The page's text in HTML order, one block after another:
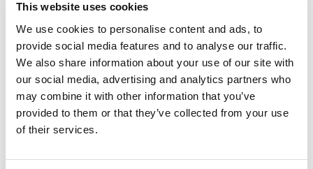
This website uses cookies
We use cookies to personalise content and ads, to
provide social media features and to analyse our traffic.
We also share information about your use of our site with
our social media, advertising and analytics partners who
may combine it with other information that you’ve
provided to them or that they’ve collected from your use
of their services.
ja ovikehysten ympärille yhtenäisyyden vuoksi.
Tuloksena on julkisivu, joka tuntuu yhtä aikaa
nykyaikaiselta ja paikkaan juurtuneelta.
2. Kaupunkinaturalismi kaupallisessa
suunnittelussa:
KäytäMilano Sabia (NW15)julkisella
puolella olevan asennuksen pääviimeistelynä